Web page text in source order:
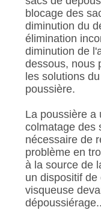
DEMANDEZ
UNE
CITATION
PLAN
SITE
POLITIQUE
blocage des
diminution du
élimination
diminution de
dessous, nous
les solutions
poussière.
La poussière a
colmatage des
nécessaire de
problème en
à la source de
un dispositif
visqueuse
dépoussiérage..